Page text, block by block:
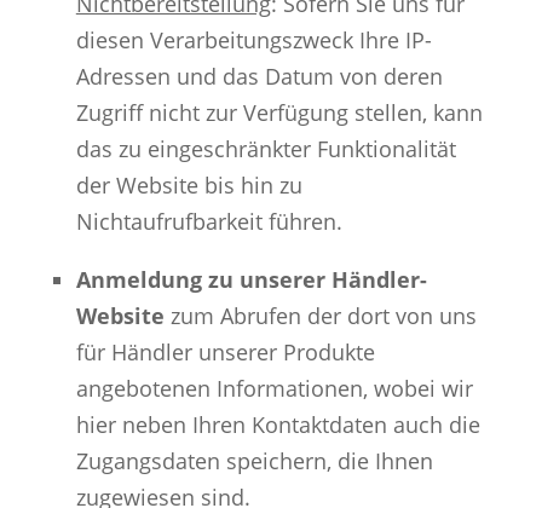
diesen Verarbeitungszweck Ihre IP-
Adressen und das Datum von deren
Zugriff nicht zur Verfügung stellen, kann
das zu eingeschränkter Funktionalität
der Website bis hin zu
Nichtaufrufbarkeit führen.
Anmeldung zu unserer Händler-
Website zum Abrufen der dort von uns
für Händler unserer Produkte
angebotenen Informationen, wobei wir
hier neben Ihren Kontaktdaten auch die
Zugangsdaten speichern, die Ihnen
zugewiesen sind.